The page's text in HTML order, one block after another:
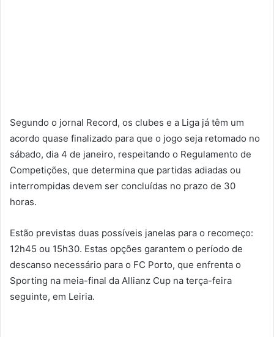
Segundo o jornal Record, os clubes e a Liga já têm um
acordo quase finalizado para que o jogo seja retomado no
sábado, dia 4 de janeiro, respeitando o Regulamento de
Competições, que determina que partidas adiadas ou
interrompidas devem ser concluídas no prazo de 30
horas.
Estão previstas duas possíveis janelas para o recomeço:
12h45 ou 15h30. Estas opções garantem o período de
descanso necessário para o FC Porto, que enfrenta o
Sporting na meia-final da Allianz Cup na terça-feira
seguinte, em Leiria.